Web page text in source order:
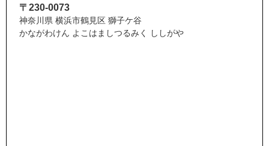
〒230-0073
神奈川県 横浜市鶴見区 獅子ケ谷
かながわけん よこはましつるみく ししがや